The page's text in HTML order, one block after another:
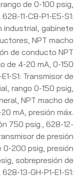
de 0-100 psig,
628-11-CB-P1-E5-S1:
industrial, gabinete
NPT macho
de conducto NPT
de 4-20 mA, 0-150
S1: Transmisor de
rango 0-150 psig,
NPT macho de
mA, presión máx.
750 psig. 628-12-
de presión
0-200 psig, presión
sobrepresión de
628-13-GH-P1-E1-S1: